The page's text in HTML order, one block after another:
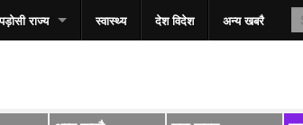
पड़ोसी राज्य स्वास्‍थ्य देश विदेश अन्य खबरै